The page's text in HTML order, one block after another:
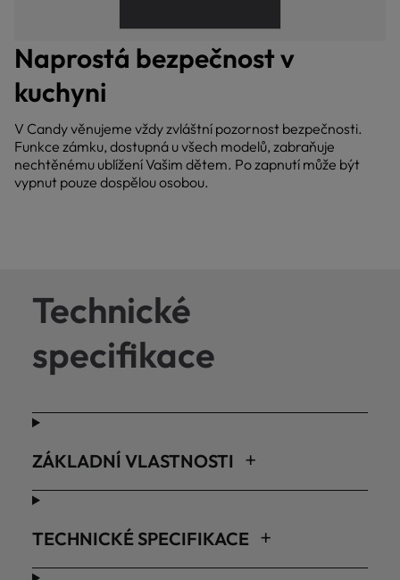
Naprostá bezpečnost v
kuchyni
V Candy věnujeme vždy zvláštní pozornost bezpečnosti.
Funkce zámku, dostupná u všech modelů, zabraňuje
nechtěnému ublížení Vašim dětem. Po zapnutí může být
vypnut pouze dospělou osobou.
Technické
specifikace
ZÁKLADNÍ VLASTNOSTI
TECHNICKÉ SPECIFIKACE